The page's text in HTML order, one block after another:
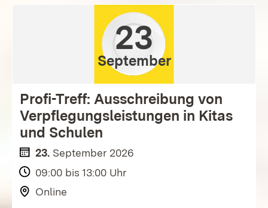
23
September
Profi-Treff: Ausschreibung von
Verpflegungsleistungen in Kitas
und Schulen
23. September 2026
09:00 bis 13:00 Uhr
Online